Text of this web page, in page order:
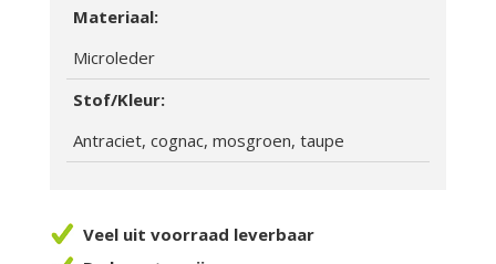
Materiaal:
Microleder
Stof/Kleur:
Antraciet, cognac, mosgroen, taupe
Veel uit voorraad leverbaar